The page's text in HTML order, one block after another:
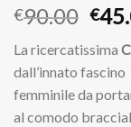
€90.00 Il
era:
€
La ricercatissima
dall’innato fascino
femminile da
al comodo